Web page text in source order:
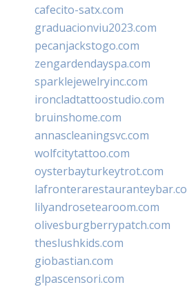
cafecito-satx.com
graduacionviu2023.com
pecanjackstogo.com
zengardendayspa.com
sparklejewelryinc.com
ironcladtattoostudio.com
bruinshome.com
annascleaningsvc.com
wolfcitytattoo.com
oysterbayturkeytrot.com
lilyandrosetearoom.com
olivesburgberrypatch.com
theslushkids.com
giobastian.com
glpascensori.com